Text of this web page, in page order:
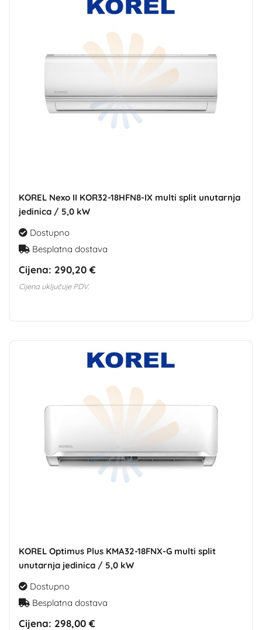
KOREL Nexo II KOR32-18HFN8-IX multi split unutarnja
jedinica / 5,0 kW
Dostupno
Besplatna dostava
Cijena: 290,20 €
Cijena uključuje PDV.
KOREL Optimus Plus KMA32-18FNX-G multi split
unutarnja jedinica / 5,0 kW
Dostupno
Besplatna dostava
Cijena: 298,00 €